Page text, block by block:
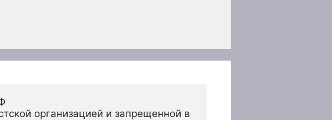
организацией и запрещенной в